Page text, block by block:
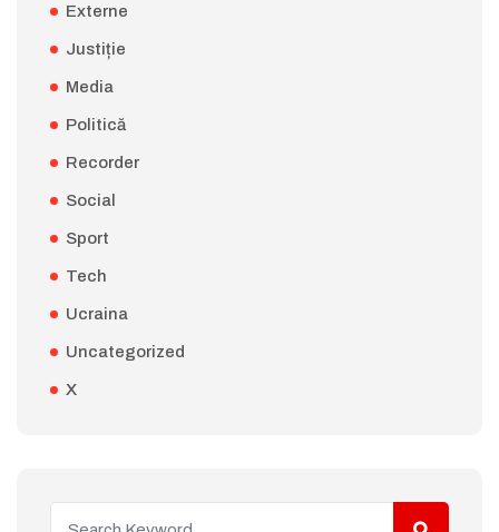
Externe
Justiție
Media
Politică
Recorder
Social
Sport
Tech
Ucraina
Uncategorized
X